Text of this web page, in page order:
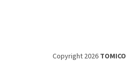
Copyright 2026 TOMICO